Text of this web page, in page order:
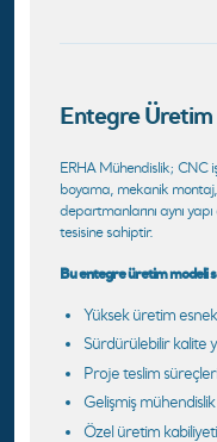
Entegre Üretim
ERHA Mühendislik; CNC
boyama, mekanik
departmanlarını aynı
tesisine sahiptir.
Bu entegre üretim modeli
Yüksek üretim
Sürdürülebilir kalite
Proje teslim
Gelişmiş
Özel üretim kabiliyeti